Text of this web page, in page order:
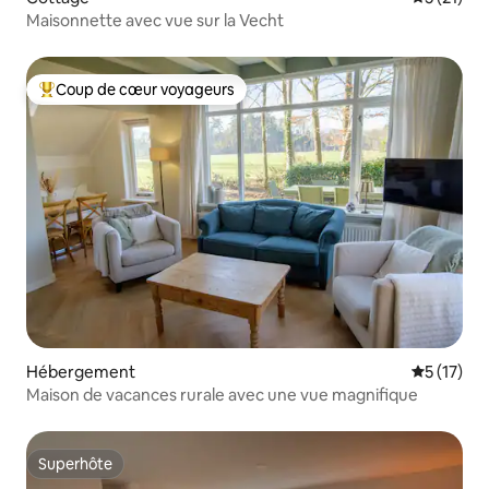
Maisonnette avec vue sur la Vecht
Coups de cœur voyageurs les plus appréciés
Coup de cœur voyageurs
Hébergement
5 (17)
Maison de vacances rurale avec une vue magnifique
Superhôte
Superhôte